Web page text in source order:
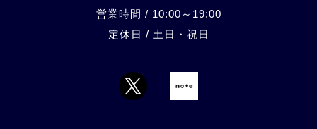
営業時間 / 10:00～19:00
定休日 / 土日・祝日